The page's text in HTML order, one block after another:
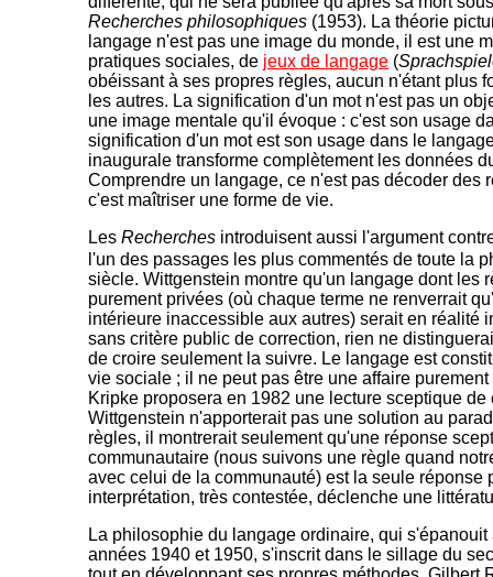
Recherches philosophiques (1953). La théorie
langage n'est pas une image du monde, il est une
pratiques sociales, de jeux de langage (
obéissant à ses propres règles, aucun n'étant plus
les autres. La signification d'un mot n'est pas un
une image mentale qu'il évoque : c'est son usage
signification d'un mot est son usage dans le
inaugurale transforme complètement les données
Comprendre un langage, ce n'est pas décoder des
c'est maîtriser une forme de vie.
Les Recherches introduisent aussi l'argument
l'un des passages les plus commentés de toute la
siècle. Wittgenstein montre qu'un langage dont les
purement privées (où chaque terme ne renverrait
intérieure inaccessible aux autres) serait en réalité
sans critère public de correction, rien ne
de croire seulement la suivre. Le langage est
vie sociale ; il ne peut pas être une affaire
Kripke proposera en 1982 une lecture sceptique de
Wittgenstein n'apporterait pas une solution au
règles, il montrerait seulement qu'une réponse
communautaire (nous suivons une règle quand
avec celui de la communauté) est la seule réponse
interprétation, très contestée, déclenche une
La philosophie du langage ordinaire, qui
années 1940 et 1950, s'inscrit dans le sillage du